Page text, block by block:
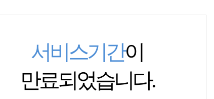
서비스기간이
만료되었습니다.